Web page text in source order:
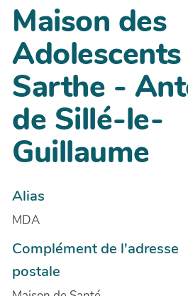
Maison des
Sarthe -
de Sillé-le-
Guillaume
Alias
MDA
Complément de l'adresse
postale